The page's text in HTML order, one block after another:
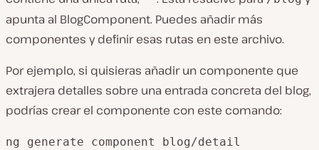
apunta al BlogComponent. Puedes añadir más
componentes y definir esas rutas en este archivo.
Por ejemplo, si quisieras añadir un componente que
extrajera detalles sobre una entrada concreta del blog,
podrías crear el componente con este comando:
ng generate component blog/detail